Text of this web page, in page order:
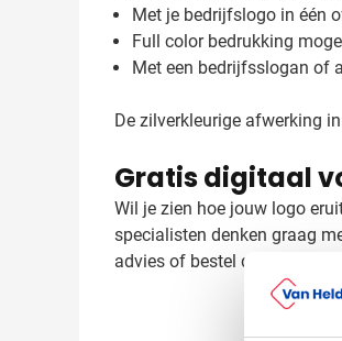
Met je bedrijfslogo in één
Full color bedrukking
Met een bedrijfsslogan of
De zilverkleurige afwerking
Gratis digitaal
Wil je zien hoe jouw logo
specialisten denken graag
advies of bestel direct online.